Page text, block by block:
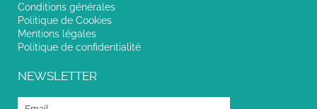
Conditions générales
Politique de Cookies
Mentions légales
Politique de confidentialité
NEWSLETTER